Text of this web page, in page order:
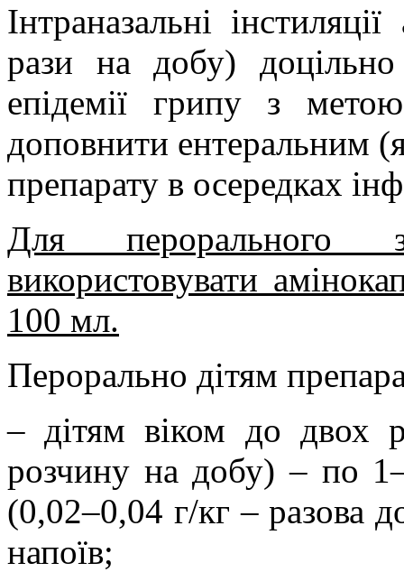
Інтраназальні
рази на добу)
епідемії грипу з
доповнити ентеральним
препарату в осередках
Для перорального
використовувати
100 мл.
Перорально дітям
– дітям віком до
розчину на добу) – по
(0,02–0,04 г/кг – разова
напоїв;